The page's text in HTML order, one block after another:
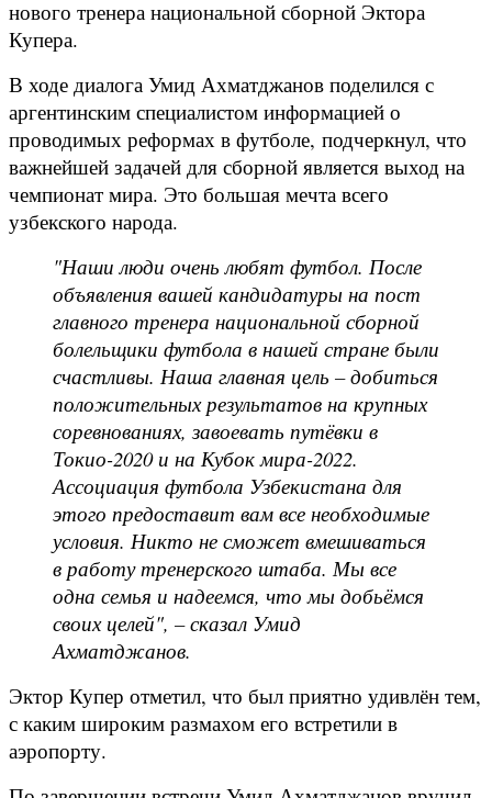
нового тренера национальной сборной Эктора
Купера.
В ходе диалога Умид Ахматджанов поделился с
аргентинским специалистом информацией о
проводимых реформах в футболе, подчеркнул, что
важнейшей задачей для сборной является выход на
чемпионат мира. Это большая мечта всего
узбекского народа.
"Наши люди очень любят футбол. После
объявления вашей кандидатуры на пост
главного тренера национальной сборной
болельщики футбола в нашей стране были
счастливы. Наша главная цель – добиться
положительных результатов на крупных
соревнованиях, завоевать путёвки в
Токио-2020 и на Кубок мира-2022.
Ассоциация футбола Узбекистана для
этого предоставит вам все необходимые
условия. Никто не сможет вмешиваться
в работу тренерского штаба. Мы все
одна семья и надеемся, что мы добьёмся
своих целей", – сказал Умид
Ахматджанов.
Эктор Купер отметил, что был приятно удивлён тем,
с каким широким размахом его встретили в
аэропорту.